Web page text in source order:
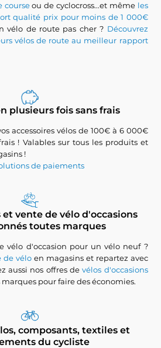
courseou de cyclocross...et même les
qualité prix pour moins de 1 000€
vélo de route pas cher ? Découvrez
vélos de route au meilleur rapport
plusieurs fois sans frais
accessoires vélos de 100€ à 6 000€
! Valables sur tous les produits et
!
de paiements
et vente de vélo d'occasions
toutes marques
vélo d'occasion pour un vélo neuf ?
de vélo en magasins et repartez avec
aussi nos offres devélos d'occasions
pour faire des économies.
composants, textiles et
du cycliste